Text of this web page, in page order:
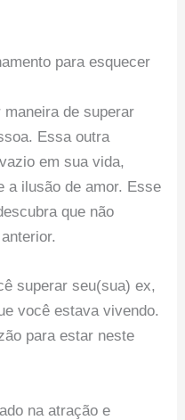
para esquecer
maneira de superar
Essa outra
em sua vida,
a ilusão de amor. Esse
que não
superar seu(sua) ex,
você estava vivendo.
para estar neste
na atração e